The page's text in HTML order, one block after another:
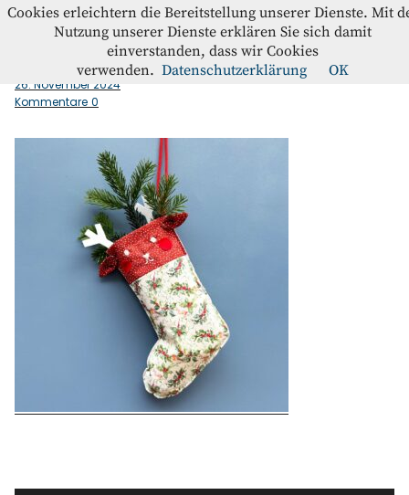
Westfalenstoffe-Blog
InstagramFacebook
26. November 2024
Kommentare 0
Cookies erleichtern die Bereitstellung unserer Dienste. Mit
Nutzung unserer Dienste erklären Sie sich damit
einverstanden, dass wir Cookies
verwenden. Datenschutzerklärung OK